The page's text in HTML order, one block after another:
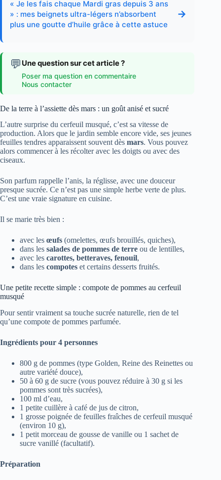
« Je les fais chaque Mardi gras depuis 3 ans
» : mes beignets ultra-légers n’absorbent
plus une goutte d’huile grâce à cette astuce
→
💬 Une question sur cet article ?
Poser ma question en commentaire
Nous contacter
De la terre à l’assiette dès mars : un goût anisé et sucré
L’autre surprise du cerfeuil musqué, c’est sa vitesse de
production. Alors que le jardin semble encore vide, ses jeunes
feuilles tendres apparaissent souvent dès mars. Vous pouvez
alors commencer à les récolter avec les doigts ou avec des
ciseaux.
Son parfum rappelle l’anis, la réglisse, avec une douceur
presque sucrée. Ce n’est pas une simple herbe verte de plus.
C’est une vraie signature en cuisine.
Il se marie très bien :
avec les œufs (omelettes, œufs brouillés, quiches),
dans les salades de pommes de terre ou de lentilles,
avec les carottes, betteraves, fenouil,
dans les compotes et certains desserts fruités.
Une petite recette simple : compote de pommes au cerfeuil
musqué
Pour sentir vraiment sa touche sucrée naturelle, rien de tel
qu’une compote de pommes parfumée.
Ingrédients pour 4 personnes
800 g de pommes (type Golden, Reine des Reinettes ou
autre variété douce),
50 à 60 g de sucre (vous pouvez réduire à 30 g si les
pommes sont très sucrées),
100 ml d’eau,
1 petite cuillère à café de jus de citron,
1 grosse poignée de feuilles fraîches de cerfeuil musqué
(environ 10 g),
1 petit morceau de gousse de vanille ou 1 sachet de
sucre vanillé (facultatif).
Préparation